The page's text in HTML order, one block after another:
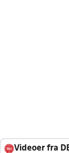
Videoer fra